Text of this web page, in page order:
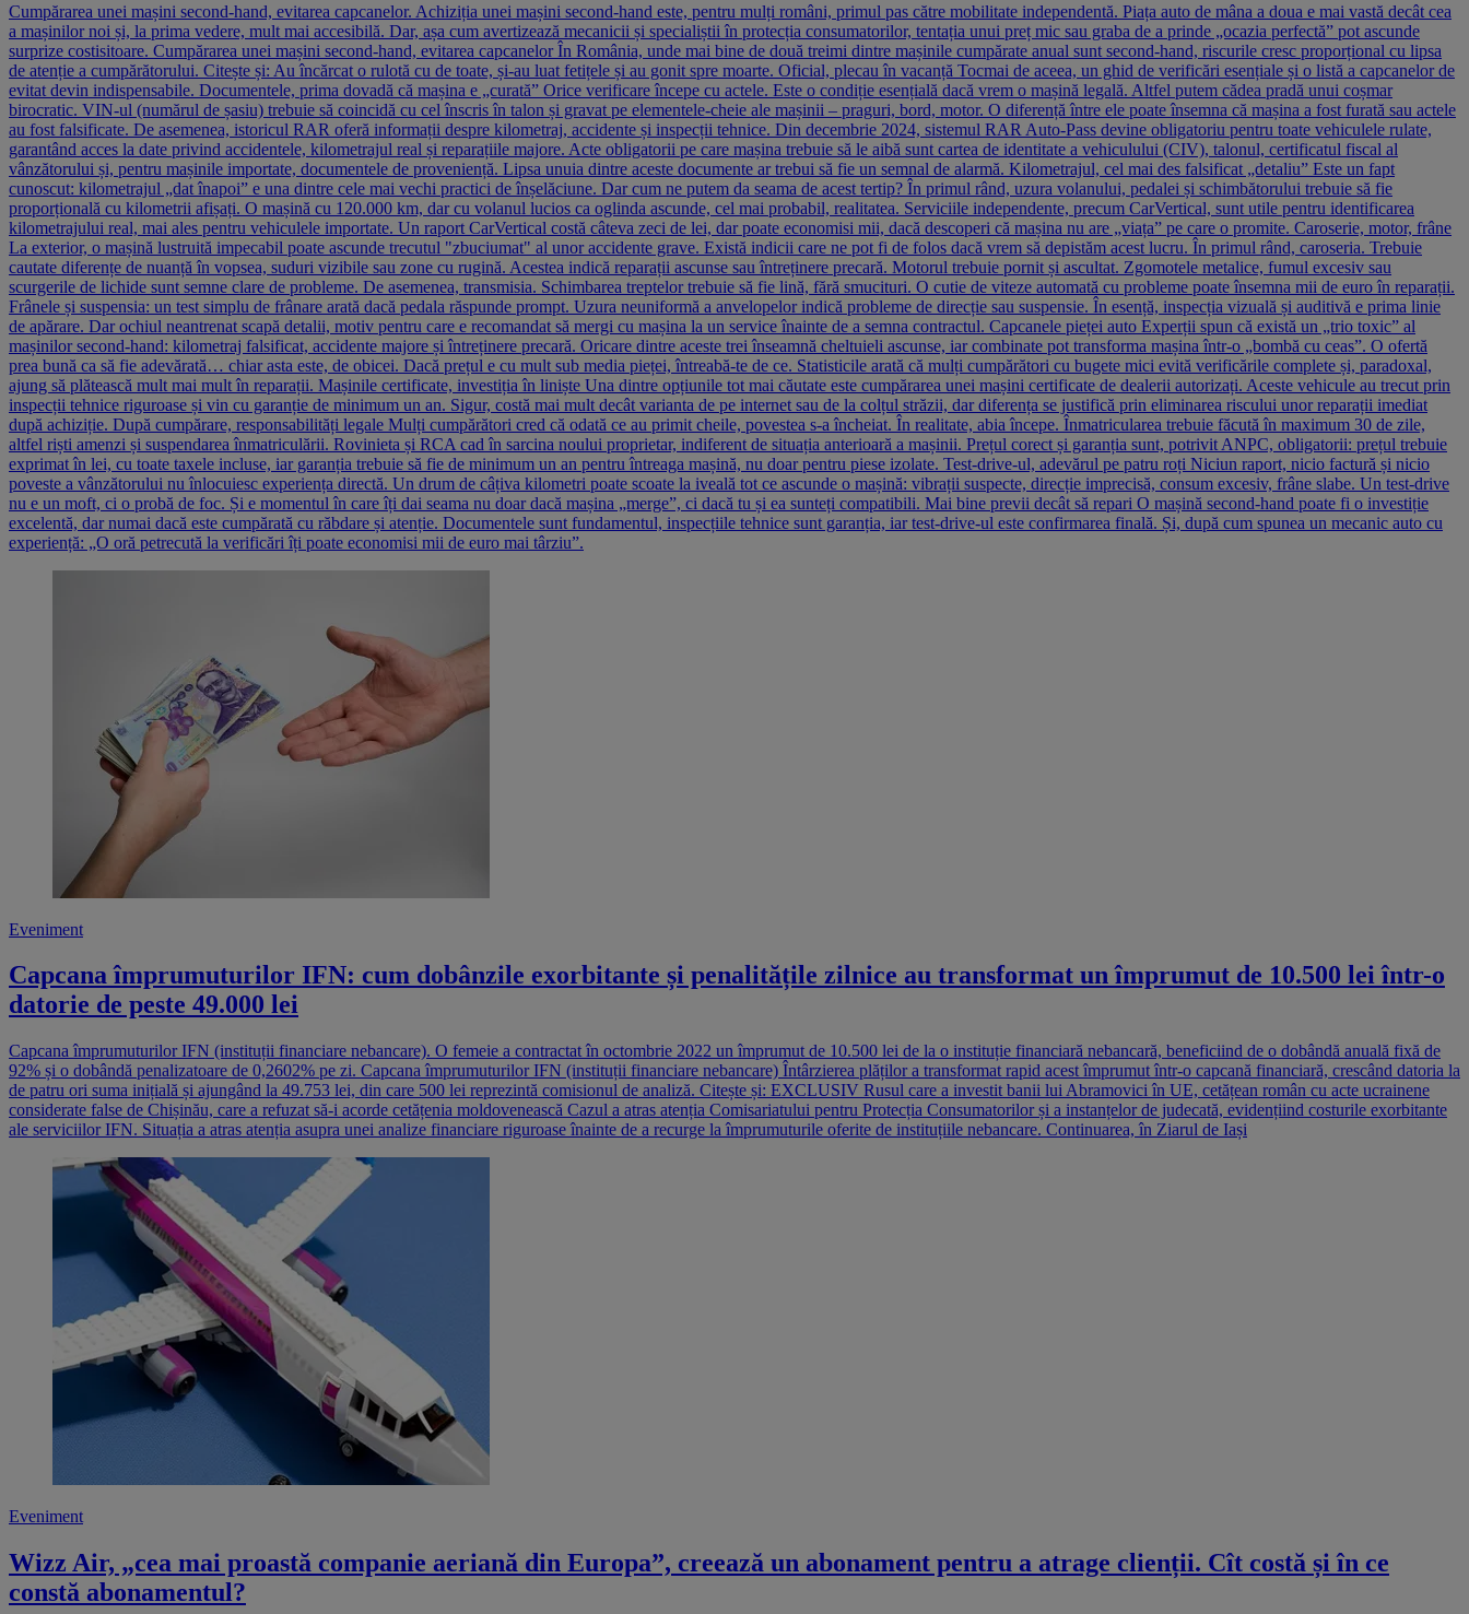
Cumpărarea unei mașini second-hand, evitarea capcanelor. Achiziția unei mașini second-hand este, pentru mulți români, primul pas către mobilitate independentă. Piața auto de mâna a doua e mai vastă decât cea
a mașinilor noi și, la prima vedere, mult mai accesibilă. Dar, așa cum avertizează mecanicii și specialiștii în protecția consumatorilor, tentația unui preț mic sau graba de a prinde „ocazia perfectă” pot ascunde
surprize costisitoare. Cumpărarea unei mașini second-hand, evitarea capcanelor În România, unde mai bine de două treimi dintre mașinile cumpărate anual sunt second-hand, riscurile cresc proporțional cu lipsa
de atenție a cumpărătorului. Citește și: Au încărcat o rulotă cu de toate, și-au luat fetițele și au gonit spre moarte. Oficial, plecau în vacanță Tocmai de aceea, un ghid de verificări esențiale și o listă a capcanelor de
evitat devin indispensabile. Documentele, prima dovadă că mașina e „curată” Orice verificare începe cu actele. Este o condiție esențială dacă vrem o mașină legală. Altfel putem cădea pradă unui coșmar
birocratic. VIN-ul (numărul de șasiu) trebuie să coincidă cu cel înscris în talon și gravat pe elementele-cheie ale mașinii – praguri, bord, motor. O diferență între ele poate însemna că mașina a fost furată sau actele
au fost falsificate. De asemenea, istoricul RAR oferă informații despre kilometraj, accidente și inspecții tehnice. Din decembrie 2024, sistemul RAR Auto-Pass devine obligatoriu pentru toate vehiculele rulate,
garantând acces la date privind accidentele, kilometrajul real și reparațiile majore. Acte obligatorii pe care mașina trebuie să le aibă sunt cartea de identitate a vehiculului (CIV), talonul, certificatul fiscal al
vânzătorului și, pentru mașinile importate, documentele de proveniență. Lipsa unuia dintre aceste documente ar trebui să fie un semnal de alarmă. Kilometrajul, cel mai des falsificat „detaliu” Este un fapt
cunoscut: kilometrajul „dat înapoi” e una dintre cele mai vechi practici de înșelăciune. Dar cum ne putem da seama de acest tertip? În primul rând, uzura volanului, pedalei și schimbătorului trebuie să fie
proporțională cu kilometrii afișați. O mașină cu 120.000 km, dar cu volanul lucios ca oglinda ascunde, cel mai probabil, realitatea. Serviciile independente, precum CarVertical, sunt utile pentru identificarea
kilometrajului real, mai ales pentru vehiculele importate. Un raport CarVertical costă câteva zeci de lei, dar poate economisi mii, dacă descoperi că mașina nu are „viața” pe care o promite. Caroserie, motor, frâne
La exterior, o mașină lustruită impecabil poate ascunde trecutul "zbuciumat" al unor accidente grave. Există indicii care ne pot fi de folos dacă vrem să depistăm acest lucru. În primul rând, caroseria. Trebuie
cautate diferențe de nuanță în vopsea, suduri vizibile sau zone cu rugină. Acestea indică reparații ascunse sau întreținere precară. Motorul trebuie pornit și ascultat. Zgomotele metalice, fumul excesiv sau
scurgerile de lichide sunt semne clare de probleme. De asemenea, transmisia. Schimbarea treptelor trebuie să fie lină, fără smucituri. O cutie de viteze automată cu probleme poate însemna mii de euro în reparații.
Frânele și suspensia: un test simplu de frânare arată dacă pedala răspunde prompt. Uzura neuniformă a anvelopelor indică probleme de direcție sau suspensie. În esență, inspecția vizuală și auditivă e prima linie
de apărare. Dar ochiul neantrenat scapă detalii, motiv pentru care e recomandat să mergi cu mașina la un service înainte de a semna contractul. Capcanele pieței auto Experții spun că există un „trio toxic” al
mașinilor second-hand: kilometraj falsificat, accidente majore și întreținere precară. Oricare dintre aceste trei înseamnă cheltuieli ascunse, iar combinate pot transforma mașina într-o „bombă cu ceas”. O ofertă
prea bună ca să fie adevărată… chiar asta este, de obicei. Dacă prețul e cu mult sub media pieței, întreabă-te de ce. Statisticile arată că mulți cumpărători cu bugete mici evită verificările complete și, paradoxal,
ajung să plătească mult mai mult în reparații. Mașinile certificate, investiția în liniște Una dintre opțiunile tot mai căutate este cumpărarea unei mașini certificate de dealerii autorizați. Aceste vehicule au trecut prin
inspecții tehnice riguroase și vin cu garanție de minimum un an. Sigur, costă mai mult decât varianta de pe internet sau de la colțul străzii, dar diferența se justifică prin eliminarea riscului unor reparații imediat
după achiziție. După cumpărare, responsabilități legale Mulți cumpărători cred că odată ce au primit cheile, povestea s-a încheiat. În realitate, abia începe. Înmatricularea trebuie făcută în maximum 30 de zile,
altfel riști amenzi și suspendarea înmatriculării. Rovinieta și RCA cad în sarcina noului proprietar, indiferent de situația anterioară a mașinii. Prețul corect și garanția sunt, potrivit ANPC, obligatorii: prețul trebuie
exprimat în lei, cu toate taxele incluse, iar garanția trebuie să fie de minimum un an pentru întreaga mașină, nu doar pentru piese izolate. Test-drive-ul, adevărul pe patru roți Niciun raport, nicio factură și nicio
poveste a vânzătorului nu înlocuiesc experiența directă. Un drum de câțiva kilometri poate scoate la iveală tot ce ascunde o mașină: vibrații suspecte, direcție imprecisă, consum excesiv, frâne slabe. Un test-drive
nu e un moft, ci o probă de foc. Și e momentul în care îți dai seama nu doar dacă mașina „merge”, ci dacă tu și ea sunteți compatibili. Mai bine previi decât să repari O mașină second-hand poate fi o investiție
excelentă, dar numai dacă este cumpărată cu răbdare și atenție. Documentele sunt fundamentul, inspecțiile tehnice sunt garanția, iar test-drive-ul este confirmarea finală. Și, după cum spunea un mecanic auto cu
experiență: „O oră petrecută la verificări îți poate economisi mii de euro mai târziu”.
Eveniment
Capcana împrumuturilor IFN: cum dobânzile exorbitante și penalitățile zilnice au transformat un împrumut de 10.500 lei într-o
datorie de peste 49.000 lei
Capcana împrumuturilor IFN (instituții financiare nebancare). O femeie a contractat în octombrie 2022 un împrumut de 10.500 lei de la o instituție financiară nebancară, beneficiind de o dobândă anuală fixă de
92% și o dobândă penalizatoare de 0,2602% pe zi. Capcana împrumuturilor IFN (instituții financiare nebancare) Întârzierea plăților a transformat rapid acest împrumut într-o capcană financiară, crescând datoria la
de patru ori suma inițială și ajungând la 49.753 lei, din care 500 lei reprezintă comisionul de analiză. Citește și: EXCLUSIV Rusul care a investit banii lui Abramovici în UE, cetățean român cu acte ucrainene
considerate false de Chișinău, care a refuzat să-i acorde cetățenia moldovenească Cazul a atras atenția Comisariatului pentru Protecția Consumatorilor și a instanțelor de judecată, evidențiind costurile exorbitante
ale serviciilor IFN. Situația a atras atenția asupra unei analize financiare riguroase înainte de a recurge la împrumuturile oferite de instituțiile nebancare. Continuarea, în Ziarul de Iași
Eveniment
Wizz Air, „cea mai proastă companie aeriană din Europa”, creează un abonament pentru a atrage clienții. Cît costă și în ce
constă abonamentul?